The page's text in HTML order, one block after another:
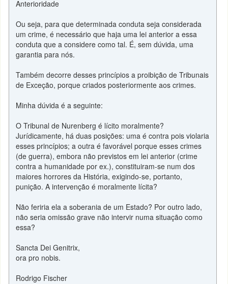
Anterioridade
Ou seja, para que determinada conduta seja considerada
um crime, é necessário que haja uma lei anterior a essa
conduta que a considere como tal. É, sem dúvida, uma
garantia para nós.
Também decorre desses princípios a proibição de Tribunais
de Exceção, porque criados posteriormente aos crimes.
Minha dúvida é a seguinte:
O Tribunal de Nurenberg é lícito moralmente?
Jurídicamente, há duas posições: uma é contra pois violaria
esses princípios; a outra é favorável porque esses crimes
(de guerra), embora não previstos em lei anterior (crime
contra a humanidade por ex.), constituiram-se num dos
maiores horrores da História, exigindo-se, portanto,
punição. A intervenção é moralmente lícita?
Não feriria ela a soberania de um Estado? Por outro lado,
não seria omissão grave não intervir numa situação como
essa?
Sancta Dei Genitrix,
ora pro nobis.
Rodrigo Fischer